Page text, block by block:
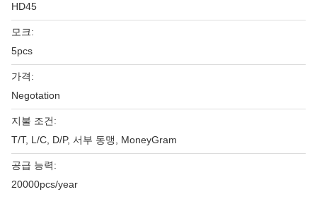
HD45
모크:
5pcs
가격:
Negotation
지불 조건:
T/T, L/C, D/P, 서부 동맹, MoneyGram
공급 능력:
20000pcs/year